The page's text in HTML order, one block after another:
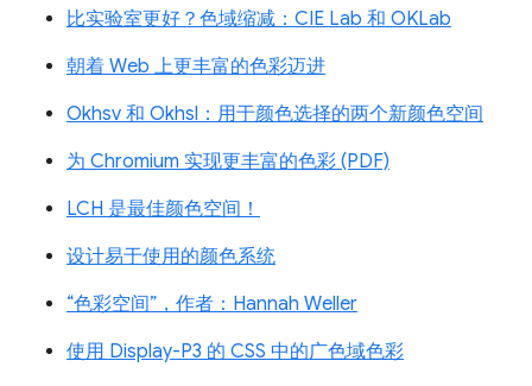
比实验室更好？色域缩减：CIE Lab 和 OKLab
朝着 Web 上更丰富的色彩迈进
Okhsv 和 Okhsl：用于颜色选择的两个新颜色空间
为 Chromium 实现更丰富的色彩 (PDF)
LCH 是最佳颜色空间！
设计易于使用的颜色系统
“色彩空间”，作者：Hannah Weller
使用 Display-P3 的 CSS 中的广色域色彩